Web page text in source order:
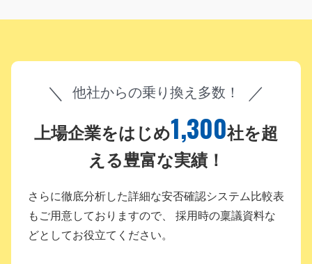
他社からの乗り換え多数！
上場企業をはじめ1,300社を超
える豊富な実績！
さらに徹底分析した詳細な安否確認システム比較表
もご用意しておりますので、
採用時の稟議資料な
どとしてお役立てください。